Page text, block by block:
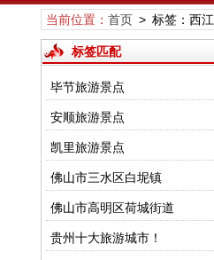
当前位置： 首页> 标签：西江
标签匹配
毕节旅游景点
安顺旅游景点
凯里旅游景点
佛山市三水区白坭镇
佛山市高明区荷城街道
贵州十大旅游城市！